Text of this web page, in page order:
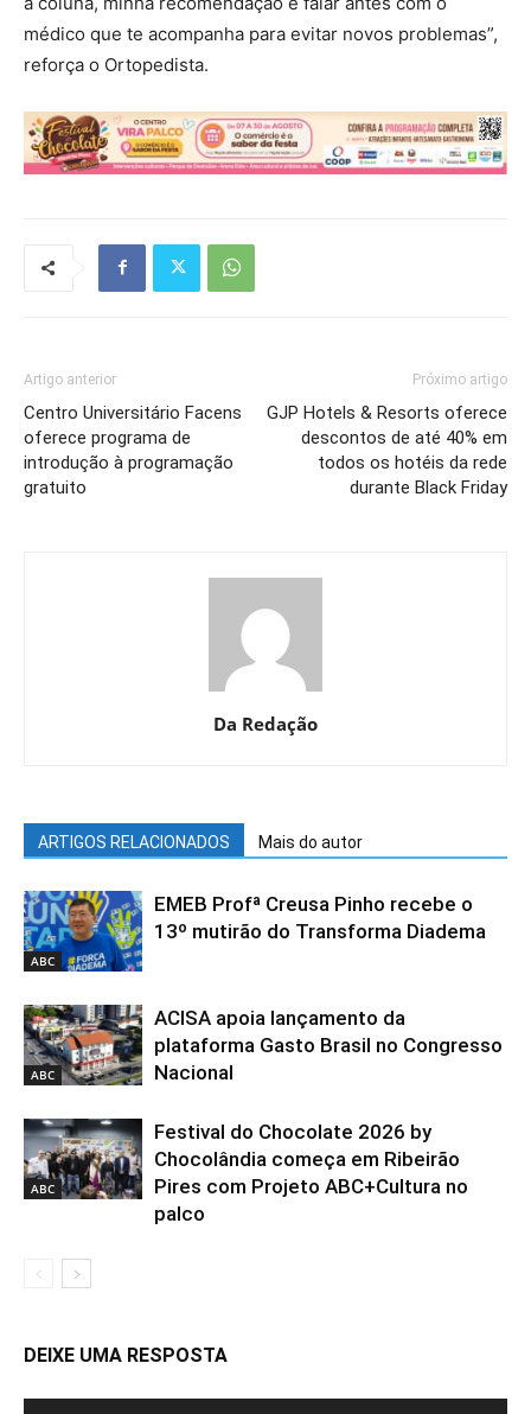
médico que te acompanha para evitar novos problemas”,
reforça o Ortopedista.
Artigo anterior
Centro Universitário Facens
oferece programa de
introdução à programação
gratuito
Próximo artigo
GJP Hotels & Resorts oferece
descontos de até 40% em
todos os hotéis da rede
durante Black Friday
Da Redação
ARTIGOS RELACIONADOS Mais do autor
ABC
EMEB Profª Creusa Pinho recebe o
13º mutirão do Transforma Diadema
ABC
ACISA apoia lançamento da
plataforma Gasto Brasil no Congresso
Nacional
ABC
Festival do Chocolate 2026 by
Chocolândia começa em Ribeirão
Pires com Projeto ABC+Cultura no
palco
DEIXE UMA RESPOSTA